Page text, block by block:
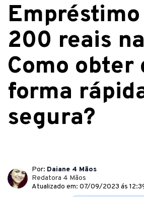
200 reais
Como obter
forma
segura?
Por: Daiane 4 Mãos
Redatora 4 Mãos
Atualizado em: 07/09/2023 ás